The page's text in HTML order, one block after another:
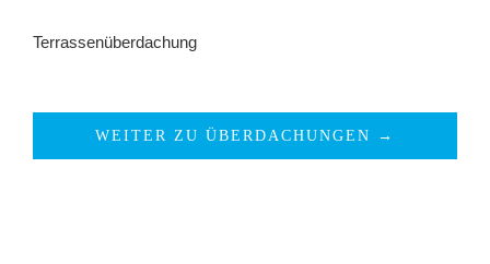
Terrassenüberdachung
WEITER ZU ÜBERDACHUNGEN →